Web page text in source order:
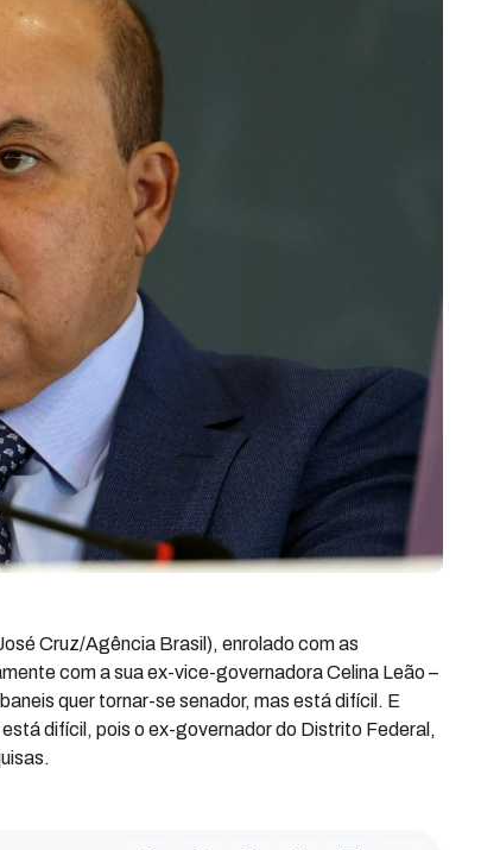
Cruz/Agência Brasil), enrolado com as
com a sua ex-vice-governadora Celina Leão –
quer tornar-se senador, mas está difícil. E
difícil, pois o ex-governador do Distrito Federal,